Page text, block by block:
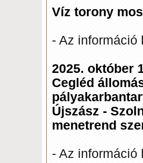
Víz torony
- Az információ
2025. október
Cegléd
Újszász -
menetrend
- Az információ